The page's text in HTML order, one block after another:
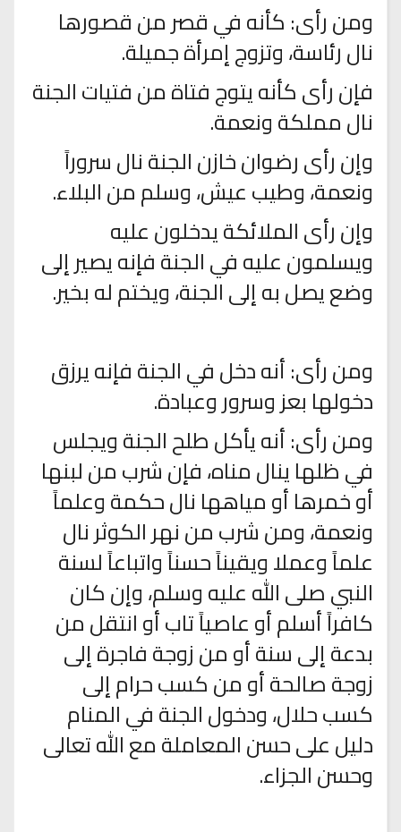
ومن رأى: كأنه في قصر من قصورها
نال رئاسة، وتزوج إمرأة جميلة.
فإن رأى كأنه يتوج فتاة من فتيات الجنة
نال مملكة ونعمة.
وإن رأى رضوان خازن الجنة نال سروراً
ونعمة، وطيب عيش، وسلم من البلاء.
وإن رأى الملائكة يدخلون عليه
ويسلمون عليه في الجنة فإنه يصير إلى
وضع يصل به إلى الجنة، ويختم له بخير.
ومن رأى: أنه دخل في الجنة فإنه يرزق
دخولها بعز وسرور وعبادة.
ومن رأى: أنه يأكل طلح الجنة ويجلس
في ظلها ينال مناه، فإن شرب من لبنها
أو خمرها أو مياهها نال حكمة وعلماً
ونعمة، ومن شرب من نهر الكوثر نال
علماً وعملا ويقيناً حسناً واتباعاً لسنة
النبي صلى الله عليه وسلم، وإن كان
كافراً أسلم أو عاصياً تاب أو انتقل من
بدعة إلى سنة أو من زوجة فاجرة إلى
زوجة صالحة أو من كسب حرام إلى
كسب حلال، ودخول الجنة في المنام
دليل على حسن المعاملة مع الله تعالى
وحسن الجزاء.